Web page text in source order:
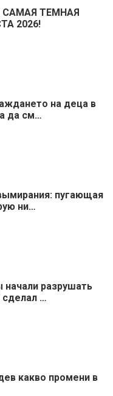
САМАЯ ТЕМНАЯ
2026!
на деца в
да см…
пугающая
ни…
начали разрушать
…
какво промени в